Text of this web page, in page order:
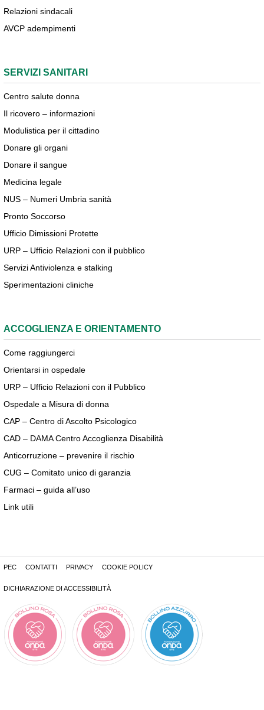
Relazioni sindacali
AVCP adempimenti
SERVIZI SANITARI
Centro salute donna
Il ricovero – informazioni
Modulistica per il cittadino
Donare gli organi
Donare il sangue
Medicina legale
NUS – Numeri Umbria sanità
Pronto Soccorso
Ufficio Dimissioni Protette
URP – Ufficio Relazioni con il pubblico
Servizi Antiviolenza e stalking
Sperimentazioni cliniche
ACCOGLIENZA E ORIENTAMENTO
Come raggiungerci
Orientarsi in ospedale
URP – Ufficio Relazioni con il Pubblico
Ospedale a Misura di donna
CAP – Centro di Ascolto Psicologico
CAD – DAMA Centro Accoglienza Disabilità
Anticorruzione – prevenire il rischio
CUG – Comitato unico di garanzia
Farmaci – guida all’uso
Link utili
PEC CONTATTI PRIVACY COOKIE POLICY
DICHIARAZIONE DI ACCESSIBILITÀ